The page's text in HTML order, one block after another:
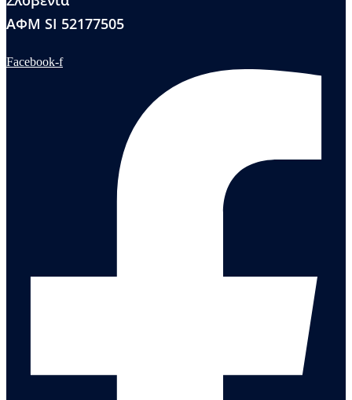
ΑΦΜ SI 52177505
Facebook-f